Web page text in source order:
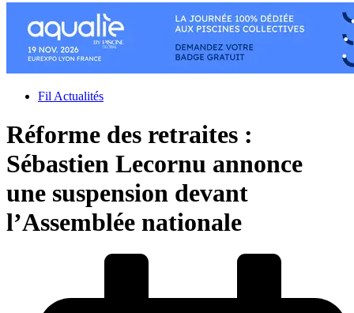
Fil Actualités
Réforme des retraites :
Sébastien Lecornu annonce
une suspension devant
l’Assemblée nationale